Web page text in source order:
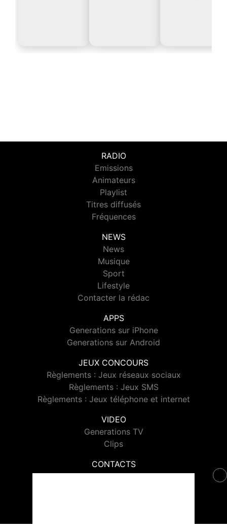
RADIO
Emissions
Animateurs
Playlist
Titres diffusés
Fréquences
NEWS
News
Musique
Sport
Lifestyle
Contacter la rédac
APPS
Generations sur iPhone
Generations sur Android
JEUX CONCOURS
Règlements : Jeux réseaux sociaux
Règlements : Jeux SMS
Règlements : Jeux téléphone et internet
VIDEO
Generations TV
Clips
CONTACTS
Contacter Generations